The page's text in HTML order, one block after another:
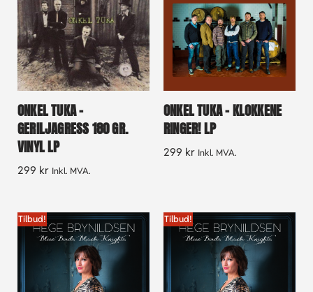
ONKEL TUKA –
GERILJAGRESS 180 GR.
VINYL LP
299 kr Inkl. MVA.
ONKEL TUKA – KLOKKENE
RINGER! LP
299 kr Inkl. MVA.
Tilbud! Tilbud!